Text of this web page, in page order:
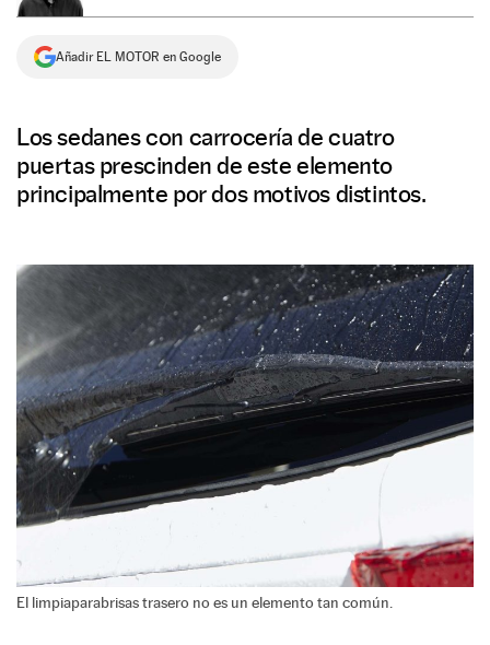
Añadir EL MOTOR en Google
Los sedanes con carrocería de cuatro
puertas prescinden de este elemento
principalmente por dos motivos distintos.
El limpiaparabrisas trasero no es un elemento tan común.